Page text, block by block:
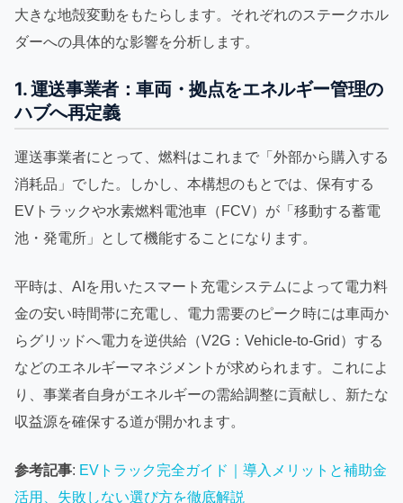
大きな地殻変動をもたらします。それぞれのステークホル
ダーへの具体的な影響を分析します。
1. 運送事業者：車両・拠点をエネルギー管理の
ハブへ再定義
運送事業者にとって、燃料はこれまで「外部から購入する
消耗品」でした。しかし、本構想のもとでは、保有する
EVトラックや水素燃料電池車（FCV）が「移動する蓄電
池・発電所」として機能することになります。
平時は、AIを用いたスマート充電システムによって電力料
金の安い時間帯に充電し、電力需要のピーク時には車両か
らグリッドへ電力を逆供給（V2G：Vehicle-to-Grid）する
などのエネルギーマネジメントが求められます。これによ
り、事業者自身がエネルギーの需給調整に貢献し、新たな
収益源を確保する道が開かれます。
参考記事: EVトラック完全ガイド｜導入メリットと補助金
活用、失敗しない選び方を徹底解説